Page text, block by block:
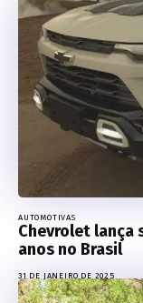
AUTOMOTIVAS
Chevrolet lança
anos no Brasil
31 DE JANEIRO DE 2025